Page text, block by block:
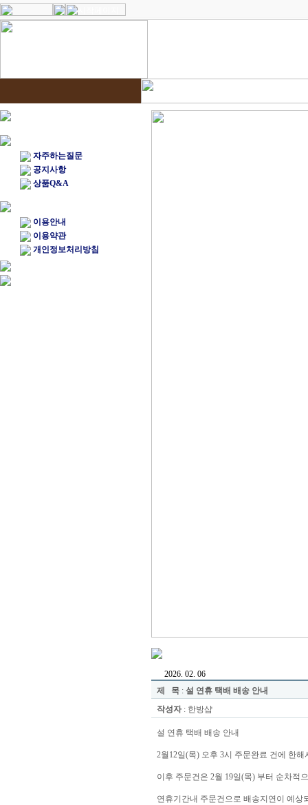
자주하는질문
공지사항
상품Q&A
이용안내
이용약관
개인정보처리방침
2026. 02. 06
제 목 : 설 연휴 택배 배송 안내
작성자: 한방샵
설 연휴 택배 배송 안내
2월12일(목) 오후 3시 주문완료 건에 한
이후 주문건은 2월 19일(목) 부터 순차적
연휴기간내 주문건으로 배송지연이 예상